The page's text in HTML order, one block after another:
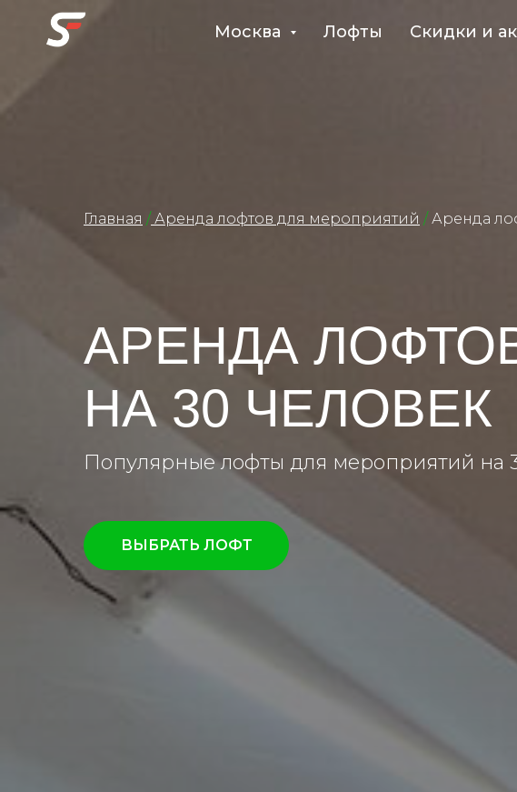
Москва Лофты Скидки и
АРЕНДА
НА 30 ЧЕЛОВЕК
ВЫБРАТЬ ЛОФТ
Главная / Аренда лофтов для мероприятий / Аренда
Популярные лофты для мероприятий на